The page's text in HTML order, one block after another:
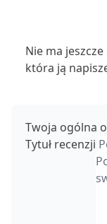
Nie ma
która ją
Twoja ogólna
Tytuł recenzji